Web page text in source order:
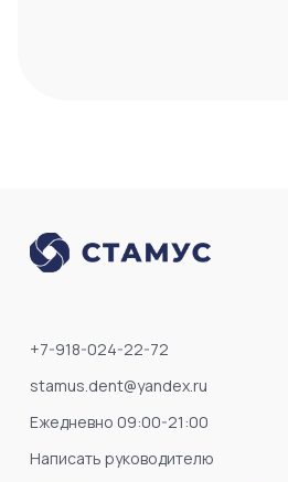
+7-918-024-22-72
stamus.dent@yandex.ru
Ежедневно 09:00-21:00
Написать руководителю